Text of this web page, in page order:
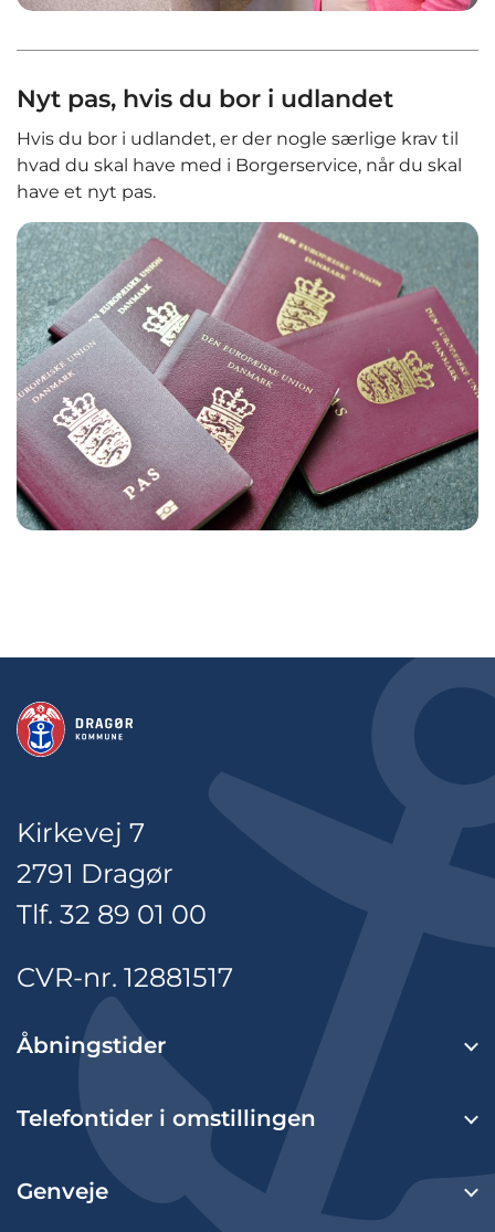
Nyt pas, hvis du bor i udlandet
Hvis du bor i udlandet, er der nogle særlige krav til
hvad du skal have med i Borgerservice, når du skal
have et nyt pas.
Kirkevej 7
2791 Dragør
Tlf. 32 89 01 00
CVR-nr. 12881517
Åbningstider
Telefontider i omstillingen
Genveje